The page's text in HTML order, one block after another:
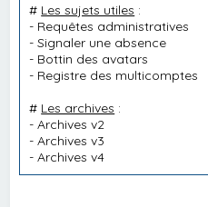
# Les sujets utiles :
- Requêtes administratives
-Signaler une absence
- Bottin des avatars
- Registre des multicomptes
# Les archives :
-Archives v2
-Archives v3
-Archives v4